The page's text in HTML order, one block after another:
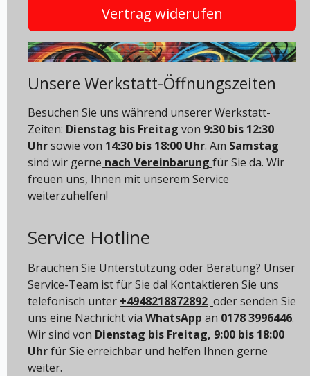
Vertrag widerufen
Unsere Werkstatt-Öffnungszeiten
Besuchen Sie uns während unserer Werkstatt-
Zeiten: Dienstag bis Freitag von 9:30 bis 12:30
Uhrsowie von 14:30 bis 18:00 Uhr. Am Samstag
sind wir gerne nach Vereinbarung für Sie da. Wir
freuen uns, Ihnen mit unserem Service
weiterzuhelfen!
Service Hotline
Brauchen Sie Unterstützung oder Beratung? Unser
Service-Team ist für Sie da! Kontaktieren Sie uns
telefonisch unter +4948218872892 oder senden Sie
uns eine Nachricht via WhatsApp an 0178 3996446.
Wir sind von Dienstag bis Freitag, 9:00 bis 18:00
Uhrfür Sie erreichbar und helfen Ihnen gerne
weiter.